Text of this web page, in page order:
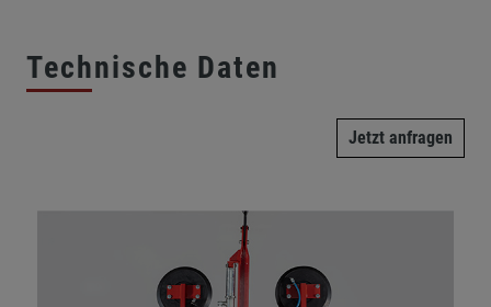
Technische Daten
Jetzt anfragen